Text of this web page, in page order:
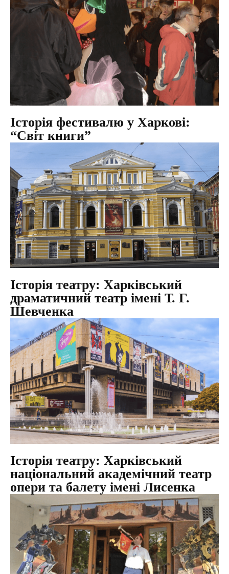
Історія фестивалю у Харкові:
“Світ книги”
Історія театру: Харківський
драматичний театр імені Т. Г.
Шевченка
Історія театру: Харківський
національний академічний театр
опери та балету імені Лисенка